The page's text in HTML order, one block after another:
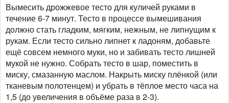
Вымесить дрожжевое тесто для куличей руками в
течение 6-7 минут. Тесто в процессе вымешивания
должно стать гладким, мягким, нежным, не липнущим к
рукам. Если тесто сильно липнет к ладоням, добавьте
ещё совсем немного муки, но и забивать тесто лишней
мукой не нужно. Собрать тесто в шар, поместить в
миску, смазанную маслом. Накрыть миску плёнкой (или
тканевым полотенцем) и убрать в тёплое место часа на
1,5 (до увеличения в объёме раза в 2-3).